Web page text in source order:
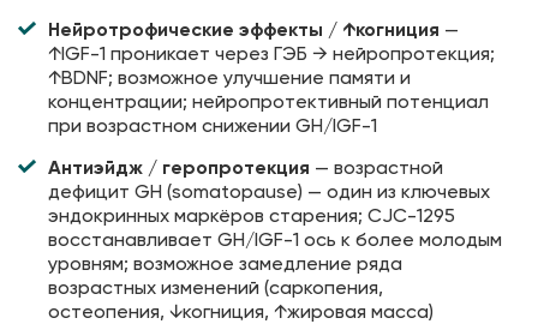
Нейротрофические эффекты / ↑когниция —
↑IGF-1 проникает через ГЭБ → нейропротекция;
↑BDNF; возможное улучшение памяти и
концентрации; нейропротективный потенциал
при возрастном снижении GH/IGF-1
Антиэйдж / геропротекция — возрастной
дефицит GH (somatopause) — один из ключевых
эндокринных маркёров старения; CJC-1295
восстанавливает GH/IGF-1 ось к более молодым
уровням; возможное замедление ряда
возрастных изменений (саркопения,
остеопения, ↓когниция, ↑жировая масса)